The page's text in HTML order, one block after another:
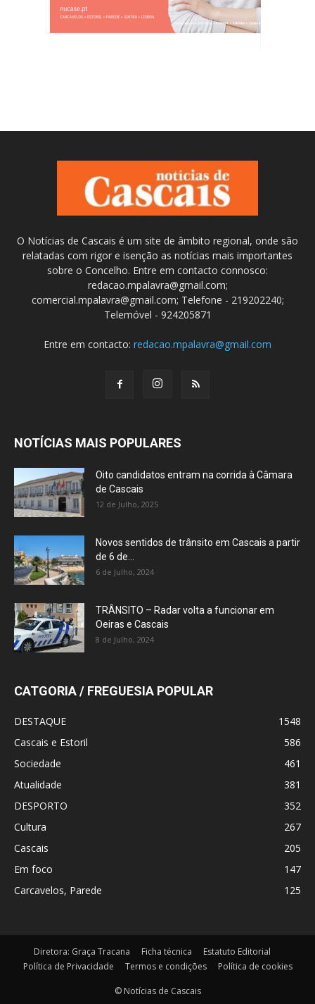
O Notícias de Cascais é um site de âmbito regional, onde são
relatadas com rigor e isenção as notícias mais importantes
sobre o Concelho. Entre em contacto connosco:
redacao.mpalavra@gmail.com;
comercial.mpalavra@gmail.com; Telefone - 219202240;
Telemóvel - 924205871
Entre em contacto: redacao.mpalavra@gmail.com
NOTÍCIAS MAIS POPULARES
Oito candidatos entram na corrida à Câmara
de Cascais
12 de Julho, 2025
Novos sentidos de trânsito em Cascais a partir
de 6 de...
6 de Julho, 2024
TRÂNSITO – Radar volta a funcionar em
Oeiras e Cascais
8 de Julho, 2024
CATGORIA / FREGUESIA POPULAR
DESTAQUE
1548
Cascais e Estoril
586
Sociedade
461
Atualidade
381
DESPORTO
352
Cultura
267
Cascais
205
Em foco
147
Carcavelos, Parede
125
Diretora: Graça Tracana Ficha técnica
Estatuto Editorial
Política de Privacidade
Termos e condições Política de cookies
© Notícias de Cascais